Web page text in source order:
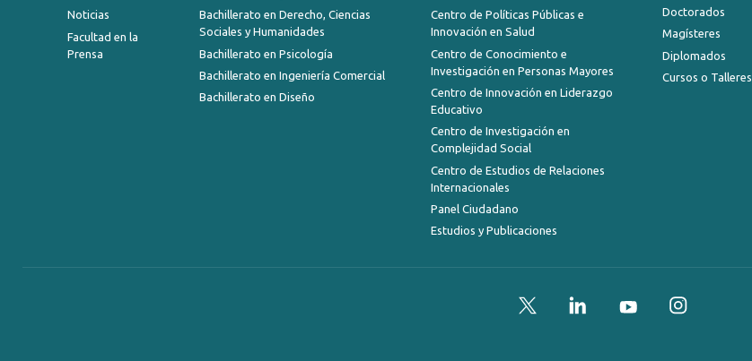
Noticias
Facultad en la
Prensa
Bachillerato en Derecho, Ciencias
Sociales y Humanidades
Bachillerato en Psicología
Bachillerato en Ingeniería Comercial
Bachillerato en Diseño
Centro de Políticas Públicas e
Innovación en Salud
Centro de Conocimiento e
Investigación en Personas Mayores
Centro de Innovación en Liderazgo
Educativo
Centro de Investigación en
Complejidad Social
Centro de Estudios de Relaciones
Internacionales
Panel Ciudadano
Estudios y Publicaciones
Doctorados
Magísteres
Diplomados
Cursos o Talleres
Twitter LinkedInYouTubeInstagram